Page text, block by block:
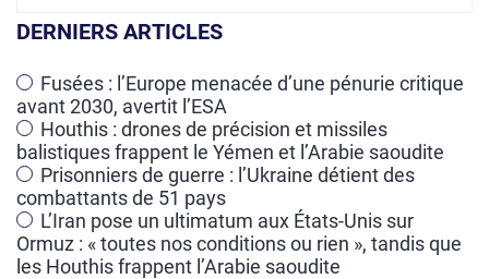
DERNIERS ARTICLES
Fusées : l’Europe menacée d’une pénurie critique
avant 2030, avertit l’ESA
Houthis : drones de précision et missiles
balistiques frappent le Yémen et l’Arabie saoudite
Prisonniers de guerre : l’Ukraine détient des
combattants de 51 pays
L’Iran pose un ultimatum aux États-Unis sur
Ormuz : « toutes nos conditions ou rien », tandis que
les Houthis frappent l’Arabie saoudite